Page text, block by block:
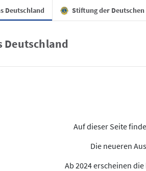
Deutschland Stiftung der Deutschen
Deutschland
Auf dieser Seite
Die neueren
Ab 2024 erscheinen